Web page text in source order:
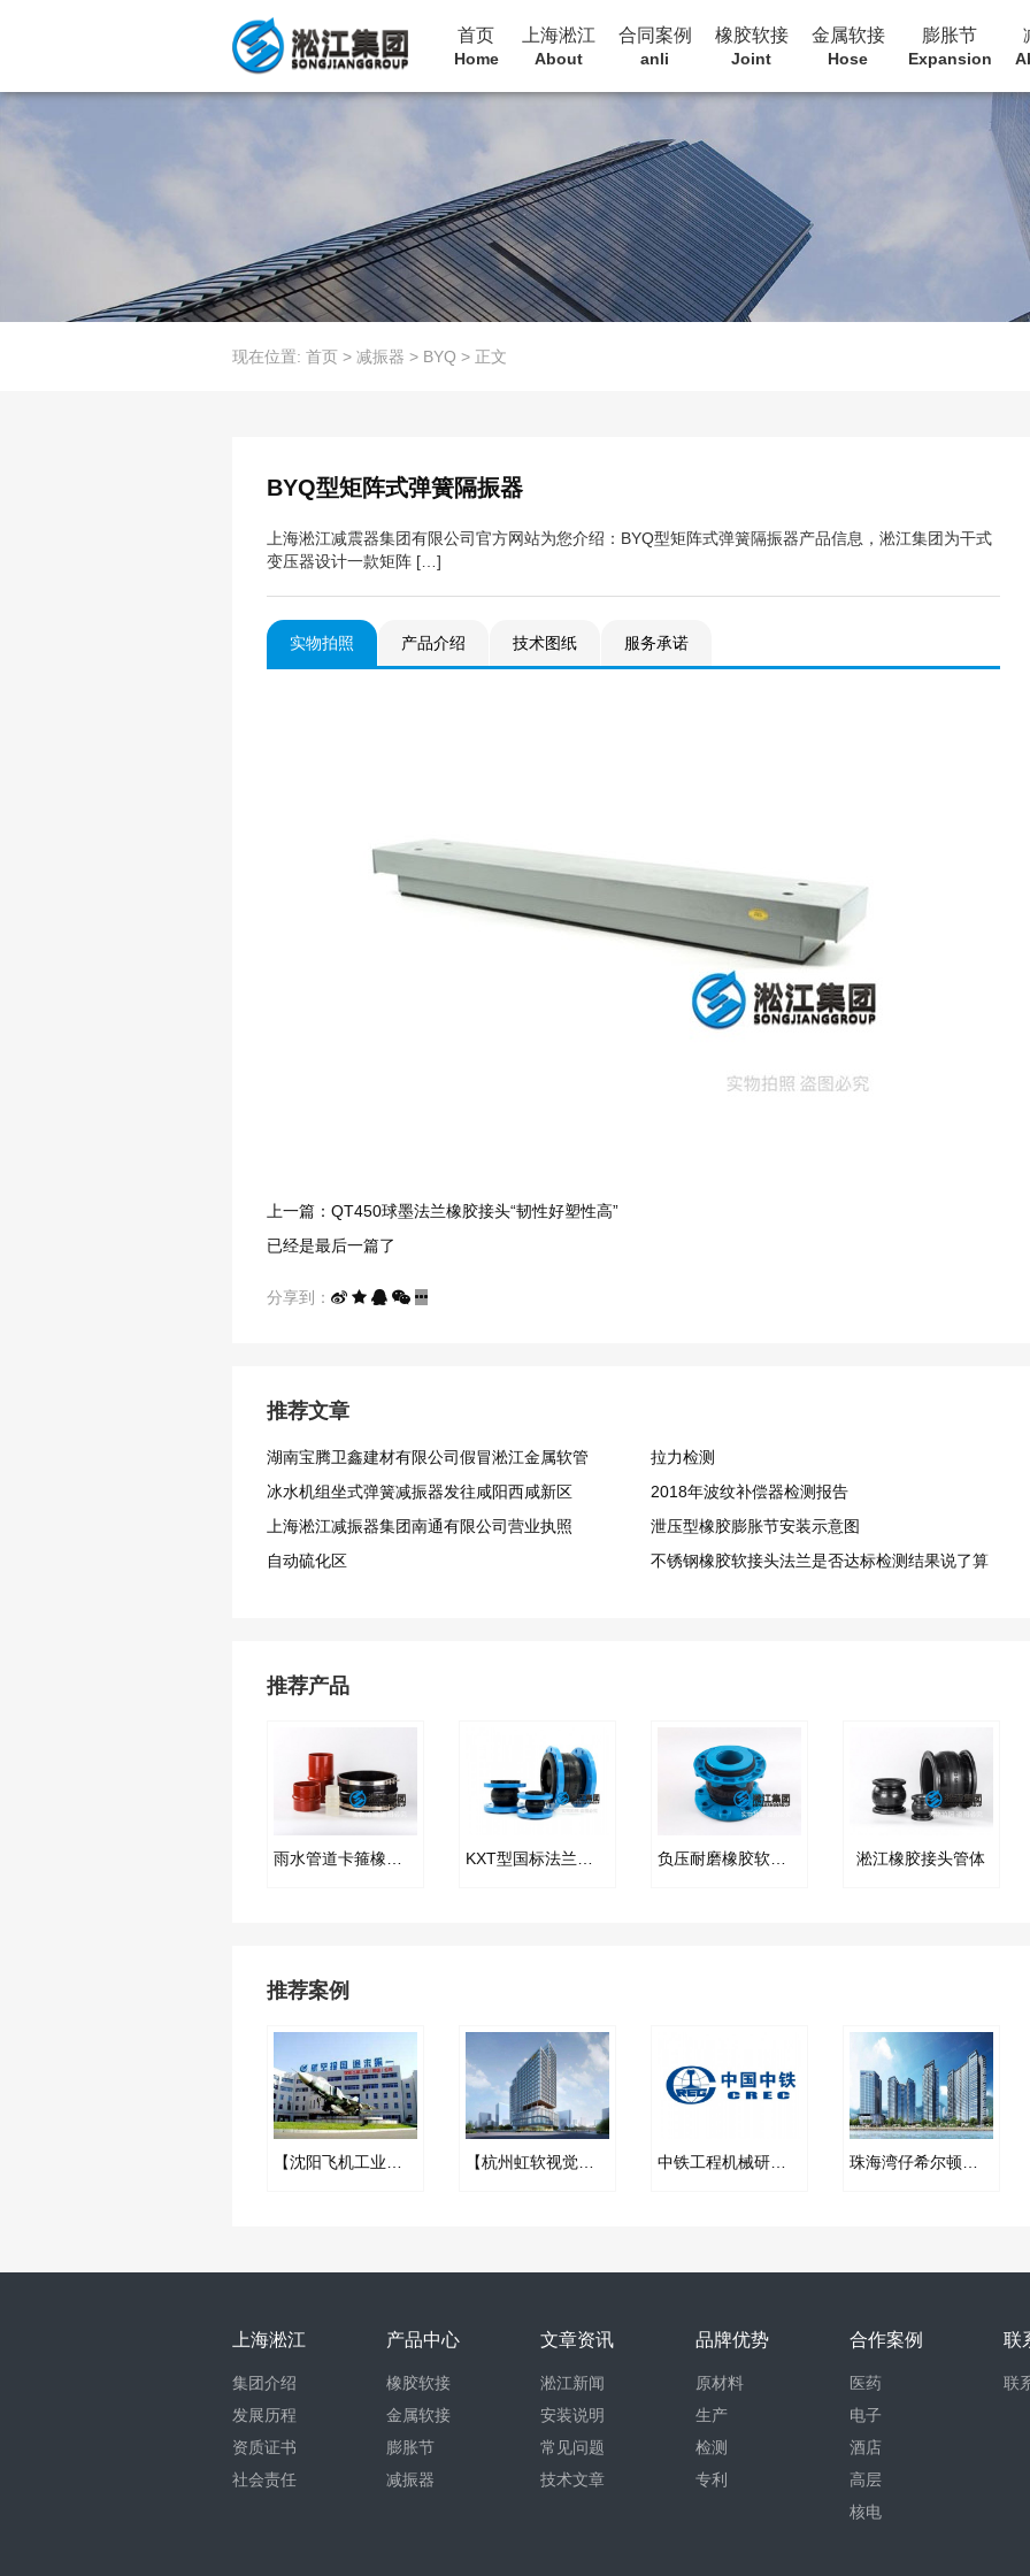
首页
Home
上海淞江
About
合同案例
anli
橡胶软接
Joint
金属软接
Hose
膨胀节
Expansion
现在位置: 首页 > 减振器 > BYQ > 正文
BYQ型矩阵式弹簧隔振器
上海淞江减震器集团有限公司官方网站为您介绍：BYQ型矩阵式弹簧隔振器产品信息，淞江集团为干式
变压器设计一款矩阵 […]
实物拍照 产品介绍 技术图纸 服务承诺
上一篇：QT450球墨法兰橡胶接头“韧性好塑性高”
已经是最后一篇了
分享到：
推荐文章
湖南宝腾卫鑫建材有限公司假冒淞江金属软管
拉力检测
冰水机组坐式弹簧减振器发往咸阳西咸新区
2018年波纹补偿器检测报告
上海淞江减振器集团南通有限公司营业执照
泄压型橡胶膨胀节安装示意图
自动硫化区
不锈钢橡胶软接头法兰是否达标检测结果说了算
推荐产品
负压耐磨橡胶软接头产品 淞江橡胶接头管体
推荐案例
【沈阳飞机工业项目】橡胶接头合同 【杭州虹软视觉人工智能产业化基地】波纹补偿器合同 中铁工程机械研究院橡胶管接头合同项目 珠海湾仔希尔顿酒店不锈钢波纹补偿器合同案例
上海淞江
集团介绍
发展历程
资质证书
社会责任
产品中心
橡胶软接
金属软接
膨胀节
减振器
文章资讯
淞江新闻
安装说明
常见问题
技术文章
品牌优势
原材料
生产
检测
专利
合作案例
医药
电子
酒店
高层
核电
联
联